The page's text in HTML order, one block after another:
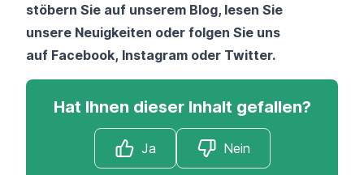
stöbern Sie auf unserem Blog, lesen Sie
unsere Neuigkeiten oder folgen Sie uns
auf Facebook, Instagram oder Twitter.
Hat Ihnen dieser Inhalt gefallen?
Ja Nein